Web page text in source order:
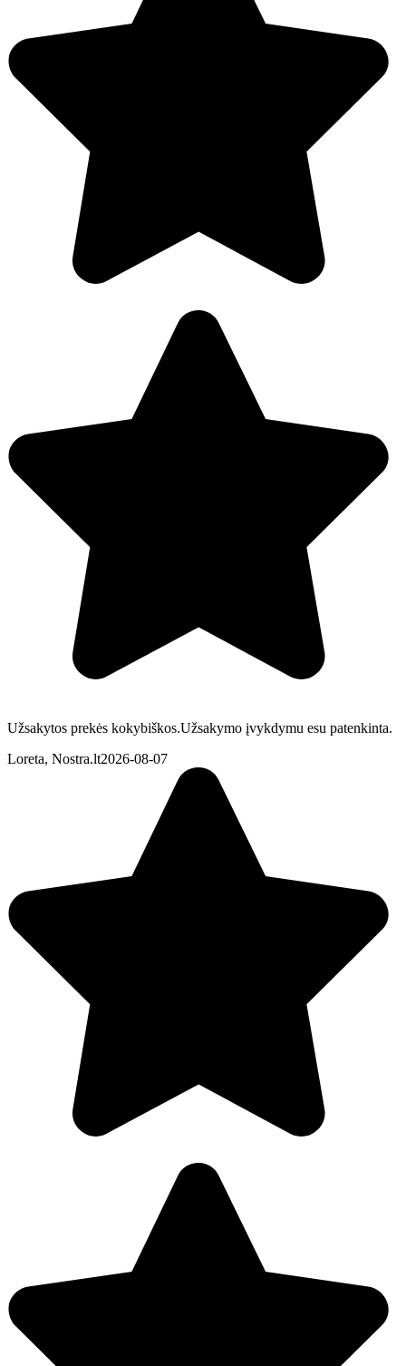
Užsakytos prekės kokybiškos.Užsakymo įvykdymu esu patenkinta.
Loreta, Nostra.lt2026-08-07